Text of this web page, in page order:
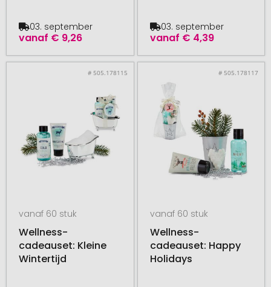
vanaf € 9,26
03. september
vanaf € 4,39
03. september
# 505.178115
vanaf 60 stuk
Wellness-
cadeauset: Kleine
Wintertijd
# 505.178117
vanaf 60 stuk
Wellness-
cadeauset: Happy
Holidays